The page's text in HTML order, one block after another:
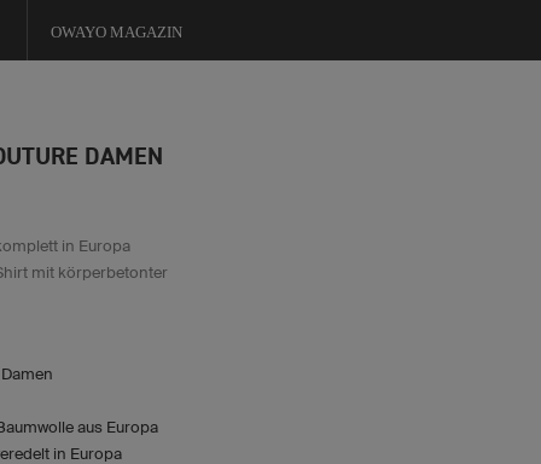
OWAYO MAGAZIN
DAMEN
in Europa
mit körperbetonter
aus Europa
in Europa